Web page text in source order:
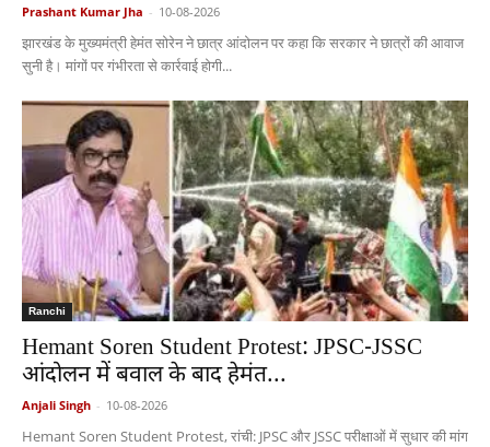
Prashant Kumar Jha - 10-08-2026
झारखंड के मुख्यमंत्री हेमंत सोरेन ने छात्र आंदोलन पर कहा कि सरकार ने छात्रों की आवाज
सुनी है। मांगों पर गंभीरता से कार्रवाई होगी...
Ranchi
Hemant Soren Student Protest: JPSC-JSSC
आंदोलन में बवाल के बाद हेमंत...
Anjali Singh - 10-08-2026
Hemant Soren Student Protest, रांची: JPSC और JSSC परीक्षाओं में सुधार की मांग